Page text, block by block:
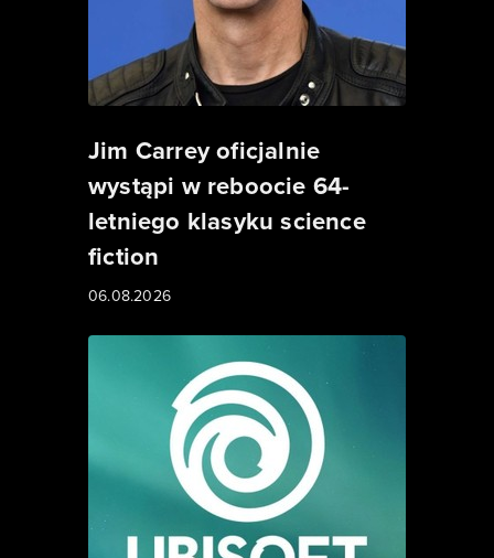
Jim Carrey oficjalnie
wystąpi w reboocie 64-
letniego klasyku science
fiction
06.08.2026